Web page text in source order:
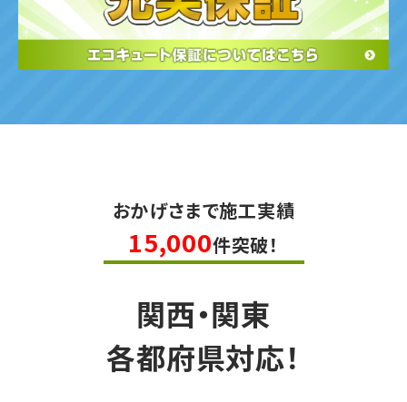
おかげさまで施工実績
15,000件突破！
関西・関東
各都府県対応！